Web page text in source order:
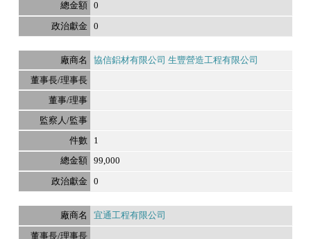
0
0
協信鋁材有限公司 生豐營造工程有限公司
1
99,000
0
宜通工程有限公司